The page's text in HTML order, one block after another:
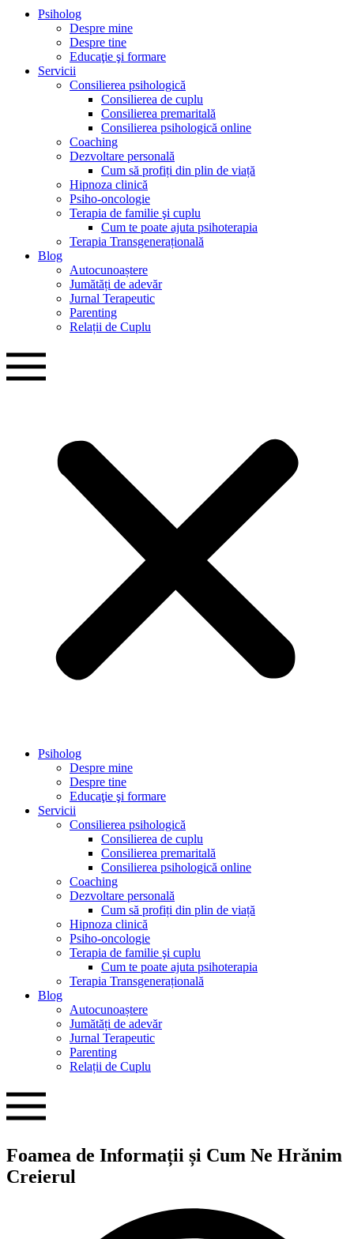
Psiholog
Despre mine
Despre tine
Educaţie şi formare
Servicii
Consilierea psihologică
Consilierea de cuplu
Consilierea premaritală
Consilierea psihologică online
Coaching
Dezvoltare personală
Cum să profiți din plin de viață
Hipnoza clinică
Psiho-oncologie
Terapia de familie şi cuplu
Cum te poate ajuta psihoterapia
Terapia Transgenerațională
Blog
Autocunoaștere
Jumătăți de adevăr
Jurnal Terapeutic
Parenting
Relații de Cuplu
Psiholog
Despre mine
Despre tine
Educaţie şi formare
Servicii
Consilierea psihologică
Consilierea de cuplu
Consilierea premaritală
Consilierea psihologică online
Coaching
Dezvoltare personală
Cum să profiți din plin de viață
Hipnoza clinică
Psiho-oncologie
Terapia de familie şi cuplu
Cum te poate ajuta psihoterapia
Terapia Transgenerațională
Blog
Autocunoaștere
Jumătăți de adevăr
Jurnal Terapeutic
Parenting
Relații de Cuplu
Foamea de Informații și Cum Ne Hrănim
Creierul